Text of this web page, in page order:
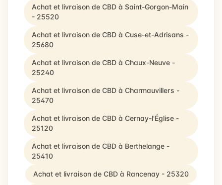
Achat et livraison de CBD à Saint-Gorgon-Main
- 25520
Achat et livraison de CBD à Cuse-et-Adrisans -
25680
Achat et livraison de CBD à Chaux-Neuve -
25240
Achat et livraison de CBD à Charmauvillers -
25470
Achat et livraison de CBD à Cernay-l'Église -
25120
Achat et livraison de CBD à Berthelange -
25410
Achat et livraison de CBD à Rancenay - 25320